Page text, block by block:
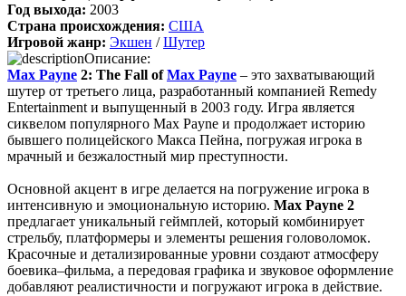
cord:Boycenunse,
Да, сделано. Добавил саундтрек Need for Speed: Most Wanted
Soundtrack (OST):
скачать
Представлено несколько ссылок на скачивание (торрент,
архив и FLAC), но основной – Unofficial Game Soundtrack
OST. На странице можно послушать онлайн полную версию,
включая треки от Paul Linford
Сборник получился добротный, наслаждайтесь!
Boycenunse:Добавьте пожалуйста саундтрек из игры NFS
Most Wanted, которая 2005 года.
Год выхода: 2003
Страна происхождения: США
Игровой жанр: Экшен /Шутер
Описание:
Max Payne 2: The Fall ofMax Payne – это захватывающий
шутер от третьего лица, разработанный компанией Remedy
Entertainment и выпущенный в 2003 году. Игра является
сиквелом популярного Max Payne и продолжает историю
бывшего полицейского Макса Пейна, погружая игрока в
мрачный и безжалостный мир преступности.
Основной акцент в игре делается на погружение игрока в
интенсивную и эмоциональную историю. Max Payne 2
предлагает уникальный геймплей, который комбинирует
стрельбу, платформеры и элементы решения головоломок.
Красочные и детализированные уровни создают атмосферу
боевика–фильма, а передовая графика и звуковое оформление
добавляют реалистичности и погружают игрока в действие.